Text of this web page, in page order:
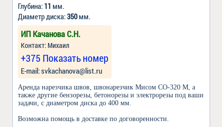
Глубина: 11 мм.
Диаметр диска:350мм.
ИП Качанова С.Н.
Контакт: Михаил
+375 Показать номер
Е-mail: svkachanova@list.ru
Аренда нарезчика швов, швонарезчик Мисом СО-320 М, а
также другие бензорезы, бетонорезы и электрорезы под ваши
задачи, с диаметром диска до 400 мм.
Возможна помощь в доставке по договоренности.